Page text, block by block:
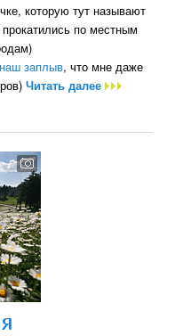
которую тут называют
по местным
заплыв, что мне даже
Читать далее